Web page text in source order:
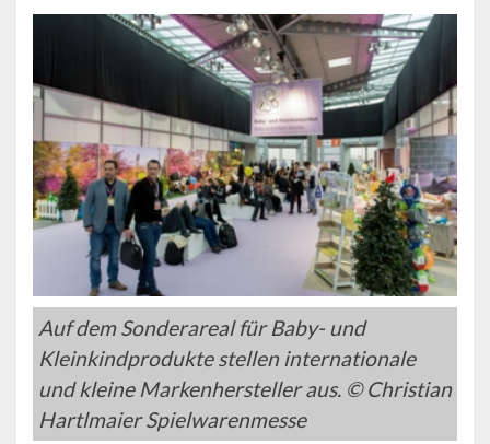
Auf dem Sonderareal für Baby- und
Kleinkindprodukte stellen internationale
und kleine Markenhersteller aus. © Christian
Hartlmaier Spielwarenmesse